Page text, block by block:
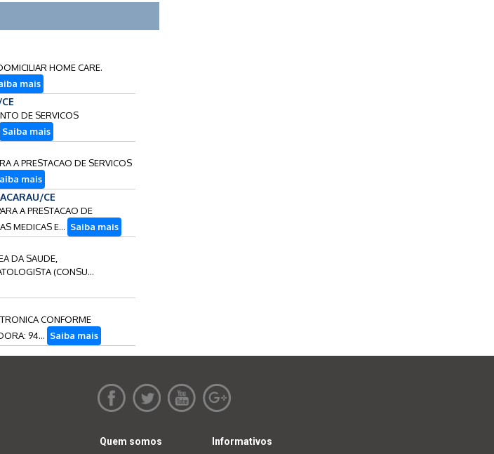
HOME CARE.
mais
DE SERVICOS
Saiba mais
A PRESTACAO DE SERVICOS
mais
CE
A PRESTACAO DE
MEDICAS E... Saiba mais
DA SAUDE,
(CONSU...
CONFORME
94... Saiba mais
Quem somos Informativos